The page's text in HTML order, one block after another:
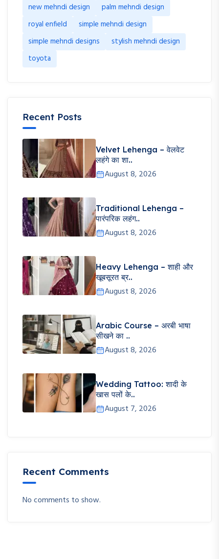
new mehndi design
palm mehndi design
royal enfield
simple mehndi design
simple mehndi designs
stylish mehndi design
toyota
Recent Posts
Velvet Lehenga – वेलवेट
लहंगे का शा..
August 8, 2026
Traditional Lehenga –
पारंपरिक लहंग..
August 8, 2026
Heavy Lehenga – शाही और
खूबसूरत ब्र..
August 8, 2026
Arabic Course – अरबी भाषा
सीखने का ..
August 8, 2026
Wedding Tattoo: शादी के
खास पलों के..
August 7, 2026
Recent Comments
No comments to show.